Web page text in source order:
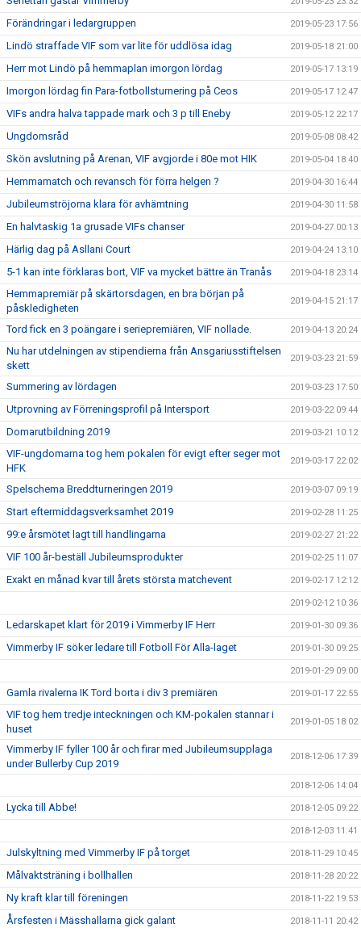
Förändringar i ledargruppen 2019-05-23 17:56
Lindö straffade VIF som var lite för uddlösa idag 2019-05-18 21:00
Herr mot Lindö på hemmaplan imorgon lördag 2019-05-17 13:19
Imorgon lördag fin Para-fotbollsturnering på Ceos 2019-05-17 12:47
VIFs andra halva tappade mark och 3 p till Eneby 2019-05-12 22:17
Ungdomsråd 2019-05-08 08:42
Skön avslutning på Arenan, VIF avgjorde i 80e mot HIK 2019-05-04 18:40
Hemmamatch och revansch för förra helgen ? 2019-04-30 16:44
Jubileumströjorna klara för avhämtning 2019-04-30 11:58
En halvtaskig 1a grusade VIFs chanser 2019-04-27 00:13
Härlig dag på Asllani Court 2019-04-24 13:10
5-1 kan inte förklaras bort, VIF va mycket bättre än Tranås 2019-04-18 23:14
Hemmapremiär på skärtorsdagen, en bra början på
påskledigheten
2019-04-15 21:17
Tord fick en 3 poängare i seriepremiären, VIF nollade. 2019-04-13 20:24
Nu har utdelningen av stipendierna från Ansgariusstiftelsen
skett
2019-03-23 21:59
Summering av lördagen 2019-03-23 17:50
Utprovning av Förreningsprofil på Intersport 2019-03-22 09:44
Domarutbildning 2019 2019-03-21 10:12
VIF-ungdomarna tog hem pokalen för evigt efter seger mot
HFK
2019-03-17 22:02
Spelschema Breddturneringen 2019 2019-03-07 09:19
Start eftermiddagsverksamhet 2019 2019-02-28 11:25
99:e årsmötet lagt till handlingarna 2019-02-27 21:22
VIF 100 år-beställ Jubileumsprodukter 2019-02-25 11:07
Exakt en månad kvar till årets största matchevent 2019-02-17 12:12
2019-02-12 10:36
Ledarskapet klart för 2019 i Vimmerby IF Herr 2019-01-30 09:36
Vimmerby IF söker ledare till Fotboll För Alla-laget 2019-01-30 09:25
2019-01-29 09:00
Gamla rivalerna IK Tord borta i div 3 premiären 2019-01-17 22:55
VIF tog hem tredje inteckningen och KM-pokalen stannar i
huset
2019-01-05 18:02
Vimmerby IF fyller 100 år och firar med Jubileumsupplaga
under Bullerby Cup 2019
2018-12-06 17:39
2018-12-06 14:04
Lycka till Abbe! 2018-12-05 09:22
2018-12-03 11:41
Julskyltning med Vimmerby IF på torget 2018-11-29 10:45
Målvaktsträning i bollhallen 2018-11-28 20:22
Ny kraft klar till föreningen 2018-11-22 19:53
Årsfesten i Mässhallarna gick galant 2018-11-11 20:42